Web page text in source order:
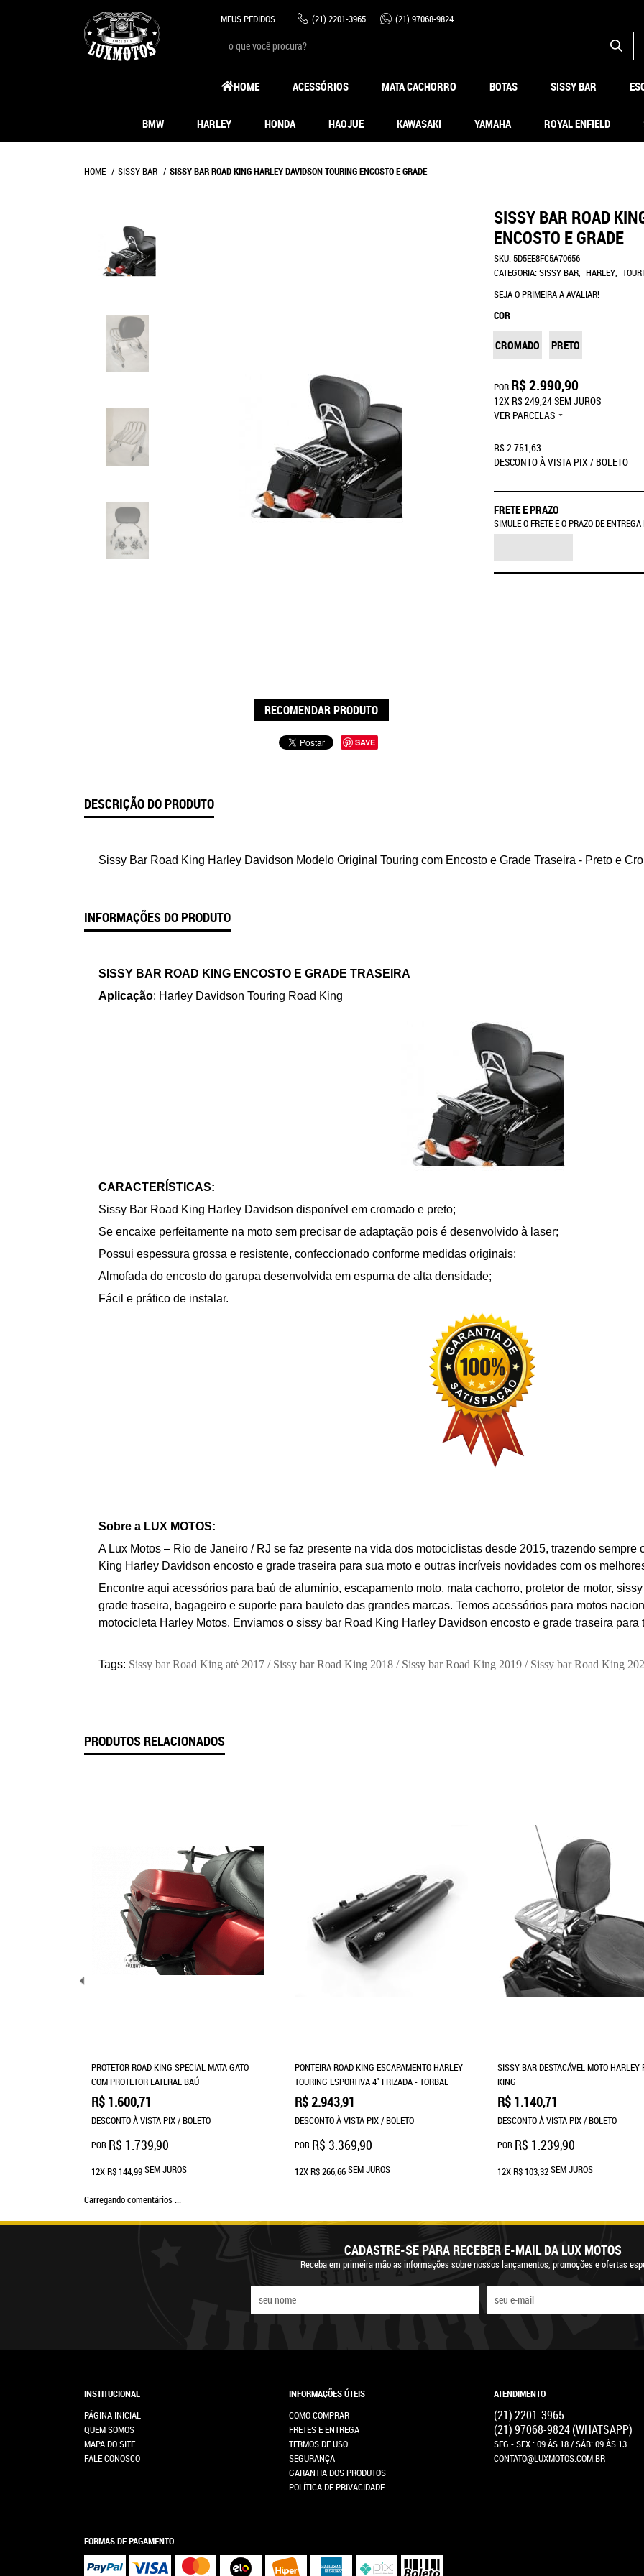
MEUS PEDIDOS (21) 2201-3965 (21) 97068-9824
HOME ACESSÓRIOS MATA CACHORRO BOTAS SISSY BAR
BMW HARLEY HONDA HAOJUE KAWASAKI YAMAHA ROYAL ENFIELD
HOME SISSY BAR SISSY BAR ROAD KING HARLEY DAVIDSON TOURING ENCOSTO E GRADE
RECOMENDAR PRODUTO
SAVE
SISSY BAR ROAD
ENCOSTO E GRADE
SKU:5D5EE8FC5A70656
CATEGORIA:SISSY BAR HARLEY
SEJA O PRIMEIRA A AVALIAR!
COR
CROMADO PRETO
POR R$ 2.990,90
R$ 2.751,63
DESCONTO À VISTA PIX / BOLETO
12X R$ 249,24SEM JUROS
VER PARCELAS
FRETE E PRAZO
SIMULE O FRETE E O PRAZO DE
DESCRIÇÃO DO PRODUTO
Sissy Bar Road King Harley Davidson Modelo Original Touring com Encosto e Grade Traseira - Preto e
INFORMAÇÕES DO PRODUTO
SISSY BAR ROAD KING ENCOSTO E GRADE TRASEIRA
Aplicação: Harley Davidson Touring Road King
CARACTERÍSTICAS:
Sissy Bar Road King Harley Davidson disponível em cromado e preto;
Se encaixe perfeitamente na moto sem precisar de adaptação pois é desenvolvido à laser;
Possui espessura grossa e resistente, confeccionado conforme medidas originais;
Almofada do encosto do garupa desenvolvida em espuma de alta densidade;
Fácil e prático de instalar.
Sobre a LUX MOTOS:
A Lux Motos – Rio de Janeiro / RJ se faz presente na vida dos motociclistas desde 2015, trazendo sempre
King Harley Davidson encosto e grade traseira para sua moto e outras incríveis novidades com os
Encontre aqui acessórios para baú de alumínio, escapamento moto, mata cachorro, protetor de motor, s
grade traseira, bagageiro e suporte para bauleto das grandes marcas. Temos acessórios para motos
motocicleta Harley Motos. Enviamos o sissy bar Road King Harley Davidson encosto e grade traseira para
Tags: Sissy bar Road King até 2017 / Sissy bar Road King 2018 / Sissy bar Road King 2019 / Sissy bar Road King
PRODUTOS RELACIONADOS
PROTETOR ROAD KING SPECIAL MATA GATO
COM PROTETOR LATERAL BAÚ
POR R$ 1.739,90
R$ 1.600,71
DESCONTO À VISTA PIX / BOLETO
12XR$ 144,99SEM JUROS
PONTEIRA ROAD KING ESCAPAMENTO HARLEY
TOURING ESPORTIVA 4" FRIZADA - TORBAL
POR R$ 3.369,90
R$ 2.943,91
DESCONTO À VISTA PIX / BOLETO
12XR$ 266,66SEM JUROS
SISSY BAR DESTACÁVEL MOTO HARLEY
KING
POR R$ 1.239,90
R$ 1.140,71
DESCONTO À VISTA PIX / BOLETO
12XR$ 103,32SEM JUROS
Carregando comentários ...
CADASTRE-SE PARA RECEBER E-MAIL DA LUX MOTOS
Receba em primeira mão as informações sobre nossos lançamentos, promoções e ofertas
INSTITUCIONAL
PÁGINA INICIAL
QUEM SOMOS
MAPA DO SITE
FALE CONOSCO
INFORMAÇÕES ÚTEIS
COMO COMPRAR
FRETES E ENTREGA
TERMOS DE USO
SEGURANÇA
GARANTIA DOS PRODUTOS
POLÍTICA DE PRIVACIDADE
ATENDIMENTO
(21)2201-3965
(21)97068-9824(WHATSAPP)
SEG - SEX : 09 ÀS 18 / SÁB: 09 ÀS 13
CONTATO@LUXMOTOS.COM.BR
FORMAS DE PAGAMENTO